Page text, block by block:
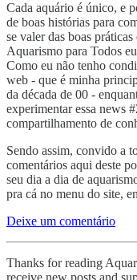
Cada aquário é único, e
de boas histórias para
se valer das boas
Aquarismo para Todos
Como eu não tenho
web - que é minha
da década de 00 -
experimentar essa news
compartilhamento de
Sendo assim, convido a
comentários aqui deste
seu dia a dia de
pra cá no menu do site,
Deixe um comentário
Thanks for reading